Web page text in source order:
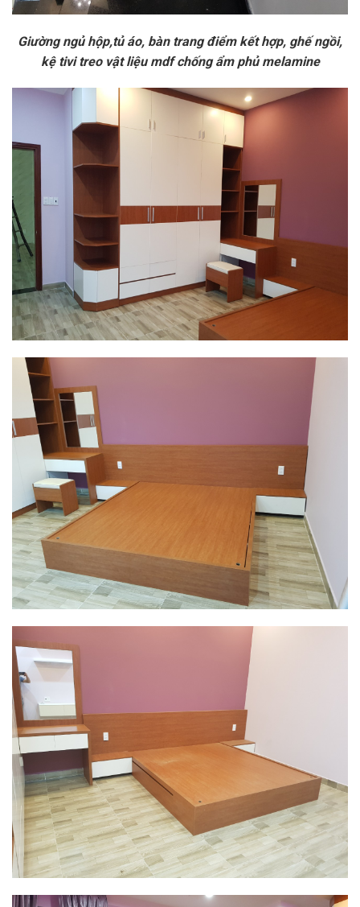
Giường ngủ hộp,tủ áo, bàn trang điểm kết hợp, ghế ngồi,
kệ tivi treo vật liệu mdf chống ẩm phủ melamine